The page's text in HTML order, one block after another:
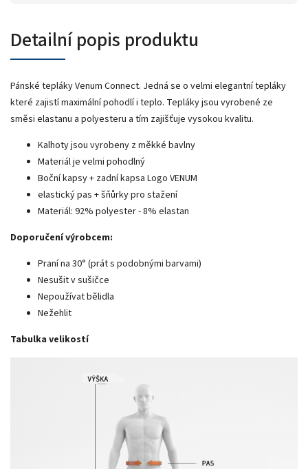
Detailní popis produktu
Pánské tepláky Venum Connect. Jedná se o velmi elegantní tepláky
které zajistí maximální pohodlí i teplo. Tepláky jsou vyrobené ze
směsi elastanu a polyesteru a tím zajišťuje vysokou kvalitu.
Kalhoty jsou vyrobeny z měkké bavlny
Materiál je velmi pohodlný
Boční kapsy + zadní kapsa Logo VENUM
elastický pas + šňůrky pro stažení
Materiál: 92% polyester - 8% elastan
Doporučení výrobcem:
Praní na 30° (prát s podobnými barvami)
Nesušit v sušičce
Nepoužívat bělidla
Nežehlit
Tabulka velikostí